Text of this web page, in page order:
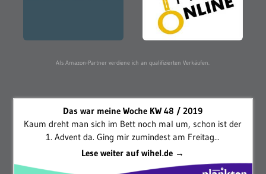
Als Amazon-Partner verdiene ich an qualifizierten Verkäufen.
Das war meine Woche KW 48 / 2019
Kaum dreht man sich im Bett noch mal um, schon ist der
1. Advent da. Ging mir zumindest am Freitag...
Lese weiter auf wihel.de →